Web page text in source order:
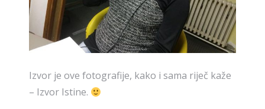
Izvor je ove fotografije, kako i sama riječ kaže
– Izvor Istine.